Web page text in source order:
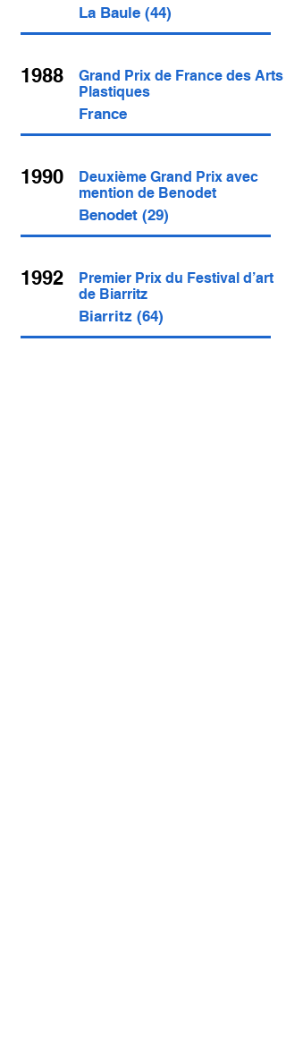
La Baule (44)
1988
Grand Prix de France des Arts
Plastiques
France
1990
Deuxième Grand Prix avec
mention de Benodet
Benodet (29)
1992
Premier Prix du Festival d’art
de Biarritz
Biarritz (64)